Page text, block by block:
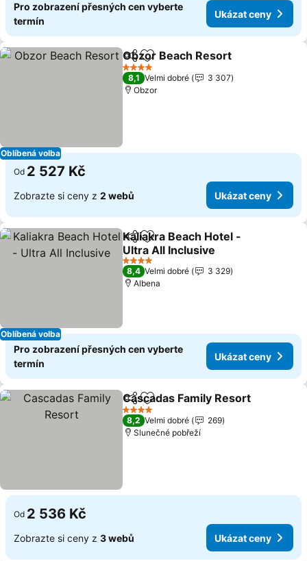
Pro zobrazení přesných cen vyberte
termín
Ukázat ceny
Oblíbená volba
SdíletPřidat na seznam oblíbených
Obzor Beach Resort
4 Počet hvězdiček
8,1 Velmi dobré
3 307
Obzor
Od 2 527 Kč
Zobrazte si ceny z 2 webů Ukázat ceny
Oblíbená volba
SdíletPřidat na seznam oblíbených
Kaliakra Beach Hotel -
Ultra All Inclusive
4 Počet hvězdiček
8,4 Velmi dobré
3 329
Albena
Pro zobrazení přesných cen vyberte
termín
Ukázat ceny
SdíletPřidat na seznam oblíbených
Cascadas Family Resort
4 Počet hvězdiček
8,2 Velmi dobré
269
Slunečné pobřeží
Od 2 536 Kč
Zobrazte si ceny z 3 webů Ukázat ceny